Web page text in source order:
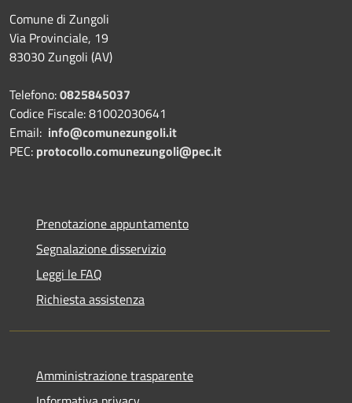
Comune di Zungoli
Via Provinciale, 19
83030 Zungoli (AV)
Telefono:0825845037
Codice Fiscale: 81002030641
Email: info@comunezungoli.it
PEC: protocollo.comunezungoli@pec.it
Prenotazione appuntamento
Segnalazione disservizio
Leggi le FAQ
Richiesta assistenza
Amministrazione trasparente